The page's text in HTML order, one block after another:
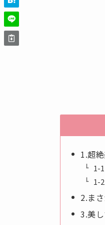
1.超
1-
1-
2.ま
3.美